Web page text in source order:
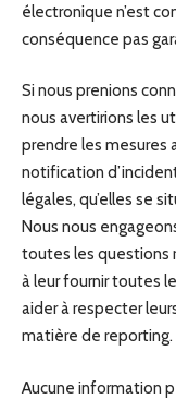
électronique n’est
conséquence pas
Si nous prenions
nous avertirions les
prendre les mesures
notification
légales, qu’elles se
Nous nous
toutes les questions
à leur fournir toutes
aider à respecter
matière de reporting.
Aucune information